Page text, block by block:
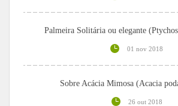
Palmeira Solitária ou elegante
01 nov 2018
Sobre Acácia Mimosa (Acacia
26 out 2018